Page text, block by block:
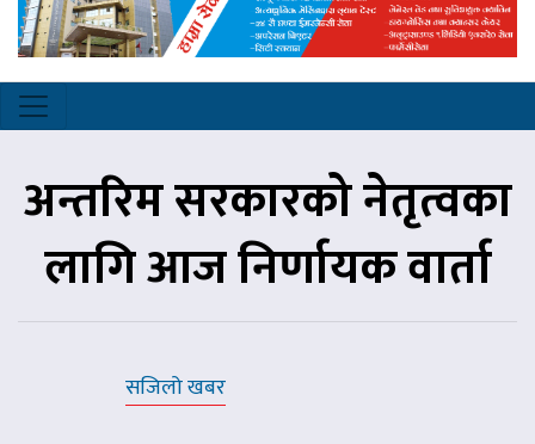
अन्तरिम सरकारको नेतृत्वका
लागि आज निर्णायक वार्ता
सजिलो खबर